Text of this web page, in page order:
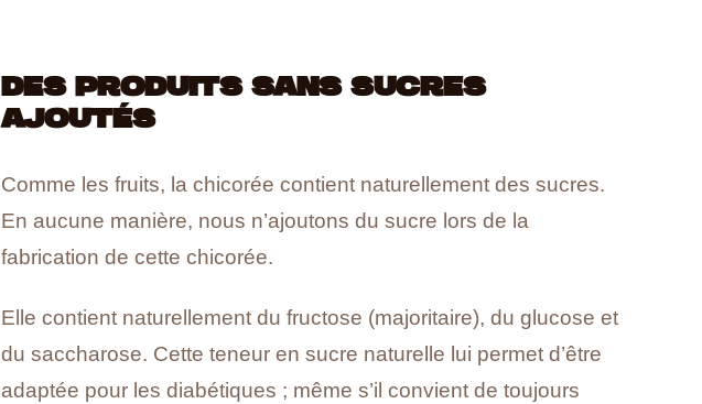
DES PRODUITS SANS SUCRES
AJOUTÉS
Comme les fruits, la chicorée contient naturellement des sucres.
En aucune manière, nous n’ajoutons du sucre lors de la
fabrication de cette chicorée.
Elle contient naturellement du fructose (majoritaire), du glucose et
du saccharose. Cette teneur en sucre naturelle lui permet d’être
adaptée pour les diabétiques ; même s’il convient de toujours